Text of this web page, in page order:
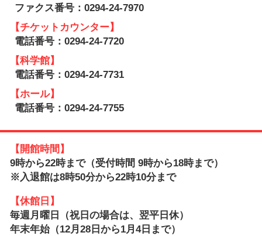
ファクス番号：0294-24-7970
【チケットカウンター】
電話番号：0294-24-7720
【科学館】
電話番号：0294-24-7731
【ホール】
電話番号：0294-24-7755
【開館時間】
9時から22時まで（受付時間 9時から18時まで）
※入退館は8時50分から22時10分まで
【休館日】
毎週月曜日（祝日の場合は、翌平日休）
年末年始（12月28日から1月4日まで）